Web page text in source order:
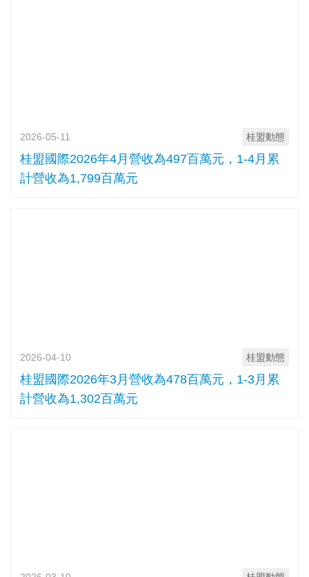
2026-05-11 桂盟動態
桂盟國際2026年4月營收為497百萬元，1-4月累
計營收為1,799百萬元
2026-04-10 桂盟動態
桂盟國際2026年3月營收為478百萬元，1-3月累
計營收為1,302百萬元